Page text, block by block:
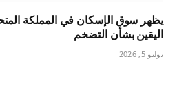
يظهر سوق الإسكان في المملكة
اليقين بشأن التضخم
يوليو 5, 2026